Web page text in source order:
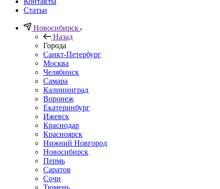
Статьи
Новосибирск
Назад
Города
Санкт-Петербург
Москва
Челябинск
Самара
Калининград
Воронеж
Екатеринбург
Ижевск
Краснодар
Красноярск
Нижний Новгород
Новосибирск
Пермь
Саратов
Сочи
Тюмень